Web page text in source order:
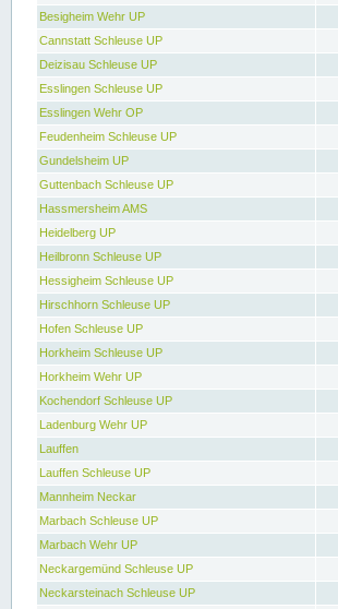
Besigheim Wehr UP
Cannstatt Schleuse UP
Deizisau Schleuse UP
Esslingen Schleuse UP
Esslingen Wehr OP
Feudenheim Schleuse UP
Gundelsheim UP
Guttenbach Schleuse UP
Hassmersheim AMS
Heidelberg UP
Heilbronn Schleuse UP
Hessigheim Schleuse UP
Hirschhorn Schleuse UP
Hofen Schleuse UP
Horkheim Schleuse UP
Horkheim Wehr UP
Kochendorf Schleuse UP
Ladenburg Wehr UP
Lauffen
Lauffen Schleuse UP
Mannheim Neckar
Marbach Schleuse UP
Marbach Wehr UP
Neckargemünd Schleuse UP
Neckarsteinach Schleuse UP